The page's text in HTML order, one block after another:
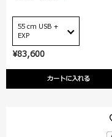
¥83,600
カートに入れる
55 cm USB +
EXP